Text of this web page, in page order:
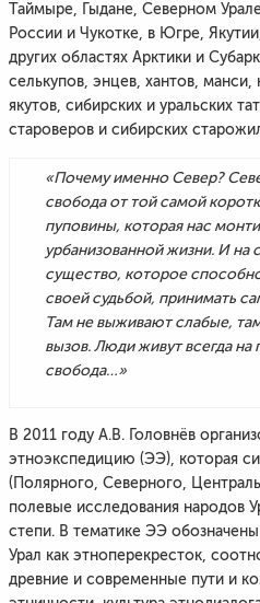
Таймыре, Гыдане, Северном
России и Чукотке, в Югре,
других областях Арктики и
селькупов, энцев, хантов, манси,
якутов, сибирских и уральских
староверов и сибирских
«Почему именно Север?
свобода от той самой
пуповины, которая нас
урбанизованной жизни. И на
существо, которое
своей судьбой, принимать
Там не выживают слабые,
вызов. Люди живут всегда на
свобода…»
В 2011 году А.В. Головнёв
этноэкспедицию (ЭЭ), которая
(Полярного, Северного,
полевые исследования народов
степи. В тематике ЭЭ
Урал как этноперекресток,
древние и современные пути и